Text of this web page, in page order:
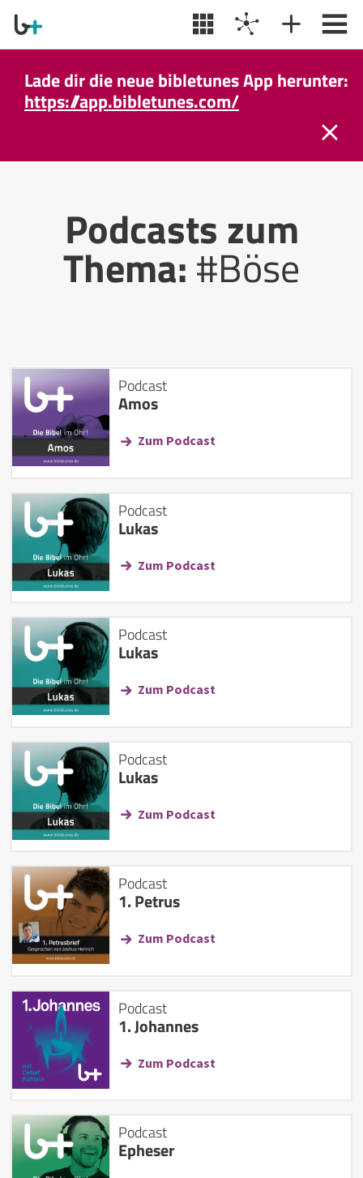
Lade dir die neue bibletunes App herunter:
https://app.bibletunes.com/
Podcasts zum
Thema:#Böse
Podcast
Amos
Zum Podcast
Podcast
Lukas
Zum Podcast
Podcast
Lukas
Zum Podcast
Podcast
Lukas
Zum Podcast
Podcast
1. Petrus
Zum Podcast
Podcast
1. Johannes
Zum Podcast
Podcast
Epheser